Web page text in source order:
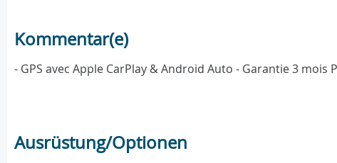
Kommentar(e)
- GPS avec Apple CarPlay & Android Auto - Garantie 3
Ausrüstung/Optionen